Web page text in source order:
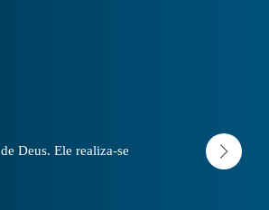
Deus. Ele realiza-se